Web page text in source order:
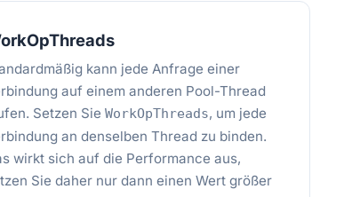
kann jede Anfrage einer
auf einem anderen Pool-Thread
Setzen SieWorkOpThreads, um jede
an denselben Thread zu binden.
wirkt sich auf die Performance aus,
Sie daher nur dann einen Wert größer